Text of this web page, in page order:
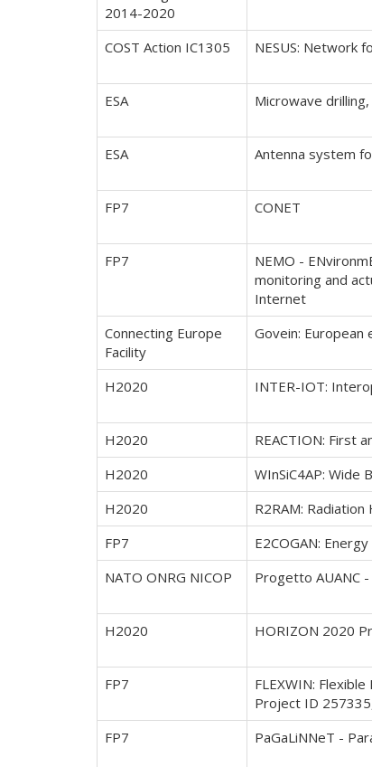
2014-2020
COST Action IC1305
NESUS: Network
ESA
Microwave
ESA
Antenna system
FP7
CONET
FP7
NEMO -
monitoring and
Internet
Connecting Europe
Facility
Govein: European
H2020
INTER-IOT:
H2020
REACTION: First
H2020
WInSiC4AP: Wide
H2020
R2RAM:
FP7
E2COGAN:
NATO ONRG NICOP
Progetto AUANC
H2020
HORIZON 2020
FP7
FLEXWIN:
Project ID
FP7
PaGaLiNNeT -